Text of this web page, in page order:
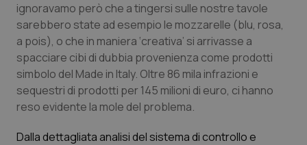
Basilicata
Calabria
Campania
Artrite & artrosi
Asma & BPCO
Car-T
QS Club Newsletter
ignoravamo però che a tingersi sulle nostre tavole
sarebbero state ad esempio le mozzarelle (blu, rosa,
a pois), o che in maniera ‘creativa’ si arrivasse a
spacciare cibi di dubbia provenienza come prodotti
simbolo del Made in Italy. Oltre 86 mila infrazioni e
sequestri di prodotti per 145 milioni di euro, ci hanno
reso evidente la mole del problema.
Dalla dettagliata analisi del sistema di controllo e